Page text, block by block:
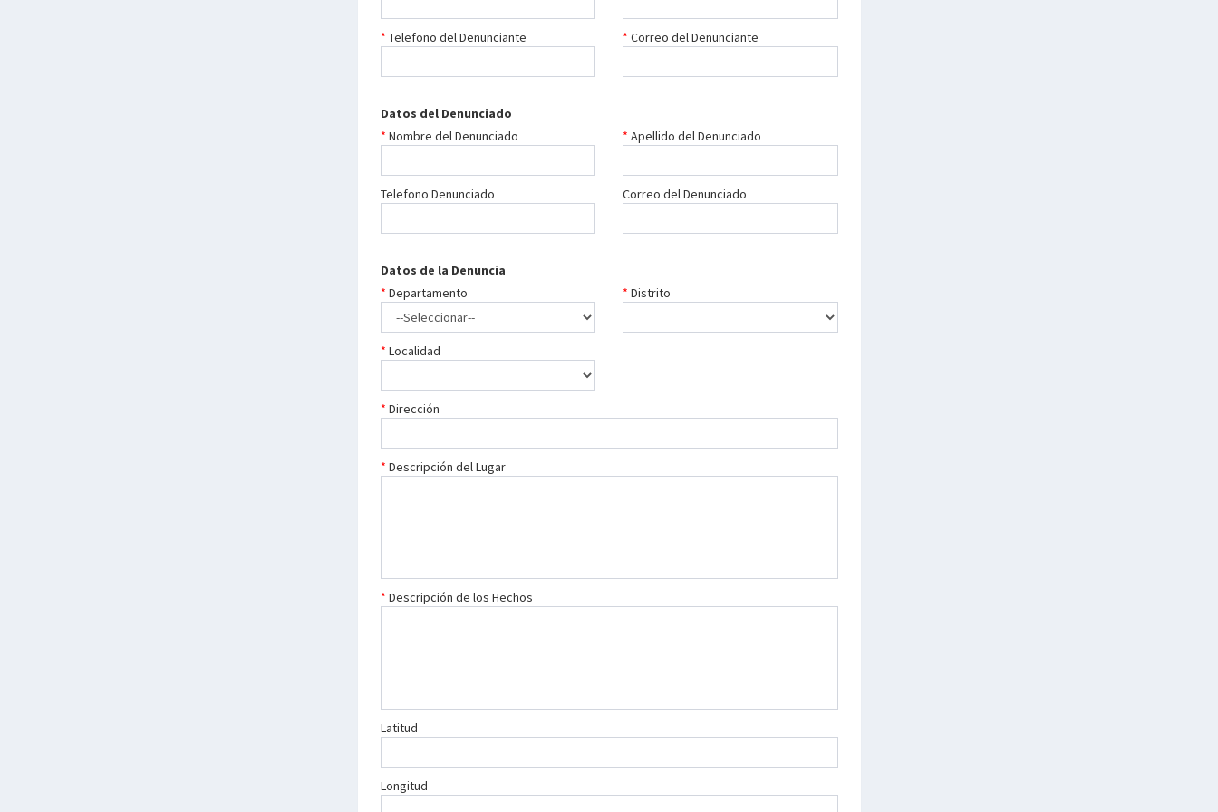
Telefono del Denunciante Correo del Denunciante
Datos del Denunciado
Nombre del Denunciado
Apellido del Denunciado
Telefono Denunciado Correo del Denunciado
Datos de la Denuncia
Departamento
Distrito
Localidad
Dirección
Descripción del Lugar
Descripción de los Hechos
Latitud
Longitud